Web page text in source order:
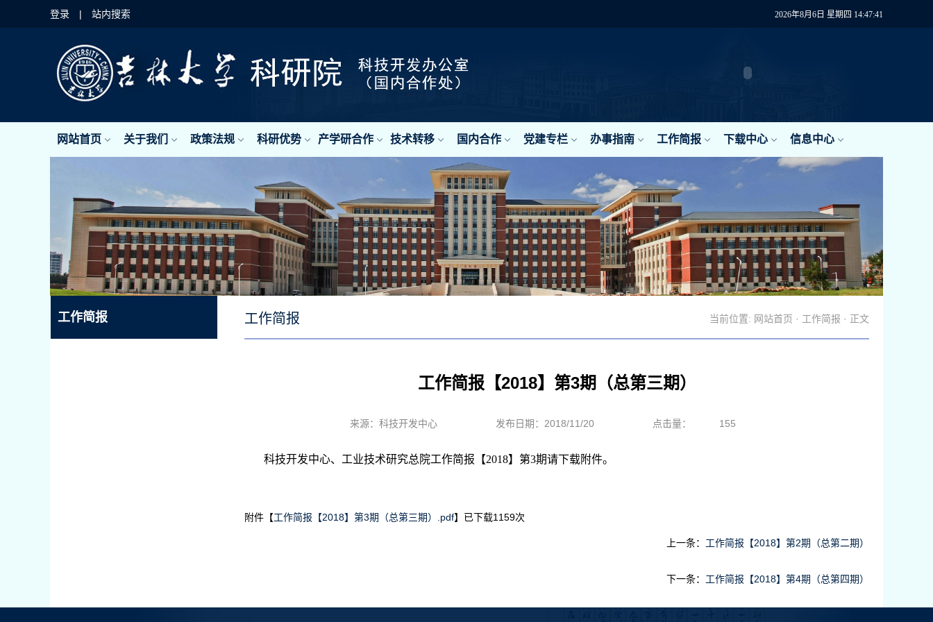
登录 | 站内搜索 2026年8月6日 星期四 14:47:41
网站首页 关于我们 政策法规 科研优势 产学研合作 技术转移 国内合作 党建专栏 办事指南 工作简报 下载中心 信息中心
工作简报 当前位置: 网站首页 · 工作简报 · 正文
工作简报
工作简报【2018】第3期（总第三期）
来源：科技开发中心 发布日期：2018/11/20 点击量： 155
科技开发中心、工业技术研究总院工作简报【2018】第3期请下载附件。
附件【工作简报【2018】第3期（总第三期）.pdf】已下载1159次
上一条： 工作简报【2018】第2期（总第二期）
下一条： 工作简报【2018】第4期（总第四期）